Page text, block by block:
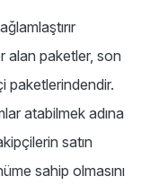
alan paketler, son
paketlerindendir.
atabilmek adına
satın
sahip olmasını